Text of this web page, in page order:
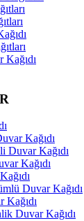
Kağıdı
Duvar Kağıdı
Kağıdı
Duvar Kağıdı
Kağıdı
Duvar Kağıdı